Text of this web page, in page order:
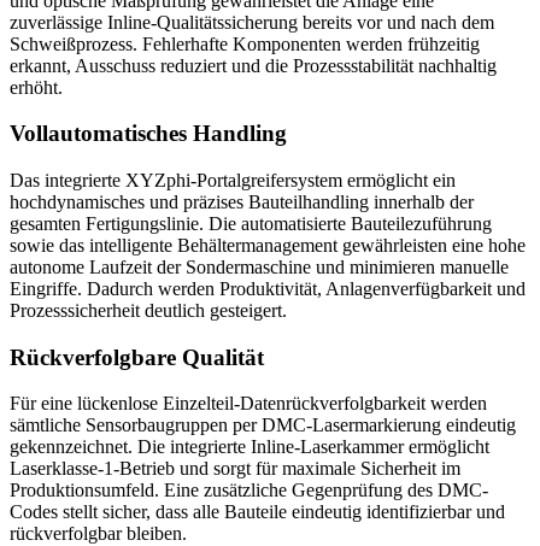
zuverlässige Inline-Qualitätssicherung bereits vor und nach dem
Schweißprozess. Fehlerhafte Komponenten werden frühzeitig
erkannt, Ausschuss reduziert und die Prozessstabilität nachhaltig
erhöht.
Vollautomatisches Handling
Das integrierte XYZphi-Portalgreifersystem ermöglicht ein
hochdynamisches und präzises Bauteilhandling innerhalb der
gesamten Fertigungslinie. Die automatisierte Bauteilezuführung
sowie das intelligente Behältermanagement gewährleisten eine hohe
autonome Laufzeit der Sondermaschine und minimieren manuelle
Eingriffe. Dadurch werden Produktivität, Anlagenverfügbarkeit und
Prozesssicherheit deutlich gesteigert.
Rückverfolgbare Qualität
Für eine lückenlose Einzelteil-Datenrückverfolgbarkeit werden
sämtliche Sensorbaugruppen per DMC-Lasermarkierung eindeutig
gekennzeichnet. Die integrierte Inline-Laserkammer ermöglicht
Laserklasse-1-Betrieb und sorgt für maximale Sicherheit im
Produktionsumfeld. Eine zusätzliche Gegenprüfung des DMC-
Codes stellt sicher, dass alle Bauteile eindeutig identifizierbar und
rückverfolgbar bleiben.